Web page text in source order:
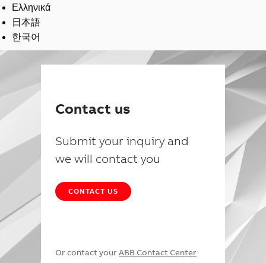
Ελληνικά
日本語
한국어
Contact us
Submit your inquiry and
we will contact you
CONTACT US
Or contact your ABB Contact Center